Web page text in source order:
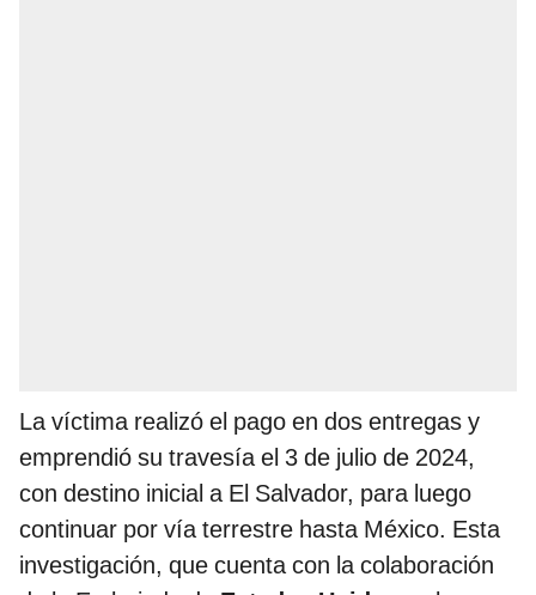
La víctima realizó el pago en dos entregas y
emprendió su travesía el 3 de julio de 2024,
con destino inicial a El Salvador, para luego
continuar por vía terrestre hasta México. Esta
investigación, que cuenta con la colaboración